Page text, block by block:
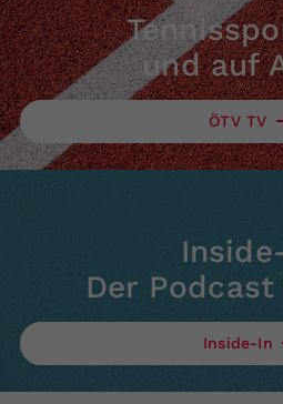
und auf
ÖTV TV
Der Podcast
Inside-In